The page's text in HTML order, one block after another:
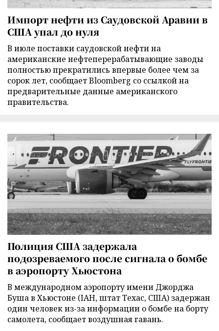
Импорт нефти из Саудовской Аравии в
США упал до нуля
В июле поставки саудовской нефти на
американские нефтеперерабатывающие заводы
полностью прекратились впервые более чем за
сорок лет, сообщает Bloomberg со ссылкой на
предварительные данные американского
правительства.
Полиция США задержала
подозреваемого после сигнала о бомбе
в аэропорту Хьюстона
В международном аэропорту имени Джорджа
Буша в Хьюстоне (IAH, штат Техас, США) задержан
один человек из-за информации о бомбе на борту
самолета, сообщает воздушная гавань.